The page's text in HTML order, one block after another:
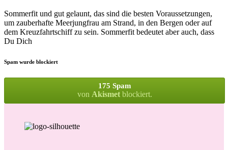
Sommerfit und gut gelaunt, das sind die besten Voraussetzungen,
um zauberhafte Meerjungfrau am Strand, in den Bergen oder auf
dem Kreuzfahrtschiff zu sein. Sommerfit bedeutet aber auch, dass
Du Dich
Spam wurde blockiert
175 Spam
von Akismetblockiert.